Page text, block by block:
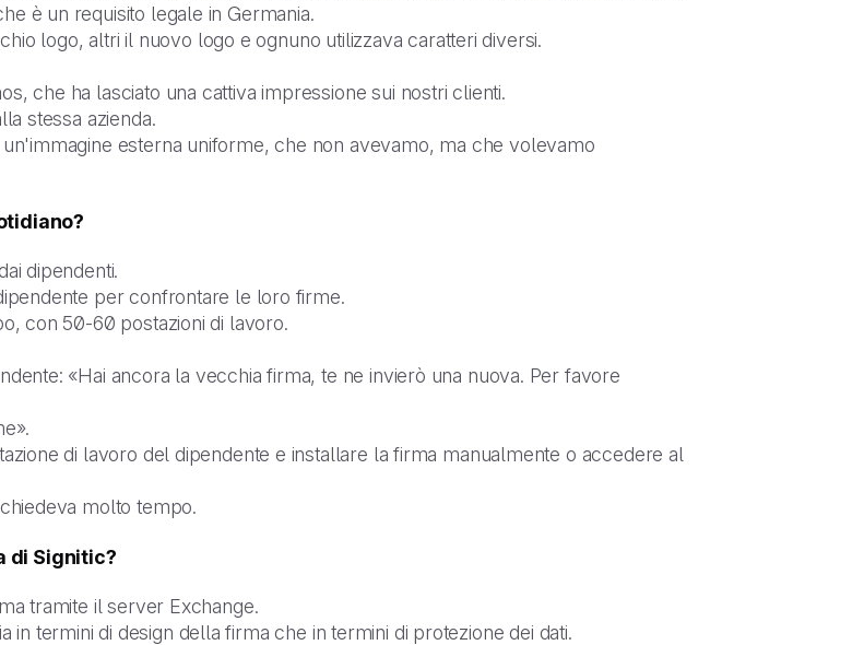
è un requisito legale in Germania.
logo, altri il nuovo logo e ognuno utilizzava caratteri diversi.
che ha lasciato una cattiva impressione sui nostri clienti.
stessa azienda.
esterna uniforme, che non avevamo, ma che volevamo
dipendenti.
per confrontare le loro firme.
con 50-60 postazioni di lavoro.
«Hai ancora la vecchia firma, te ne invierò una nuova. Per favore
di lavoro del dipendente e installare la firma manualmente o accedere al
molto tempo.
di Signitic?
tramite il server Exchange.
in termini di design della firma che in termini di protezione dei dati.